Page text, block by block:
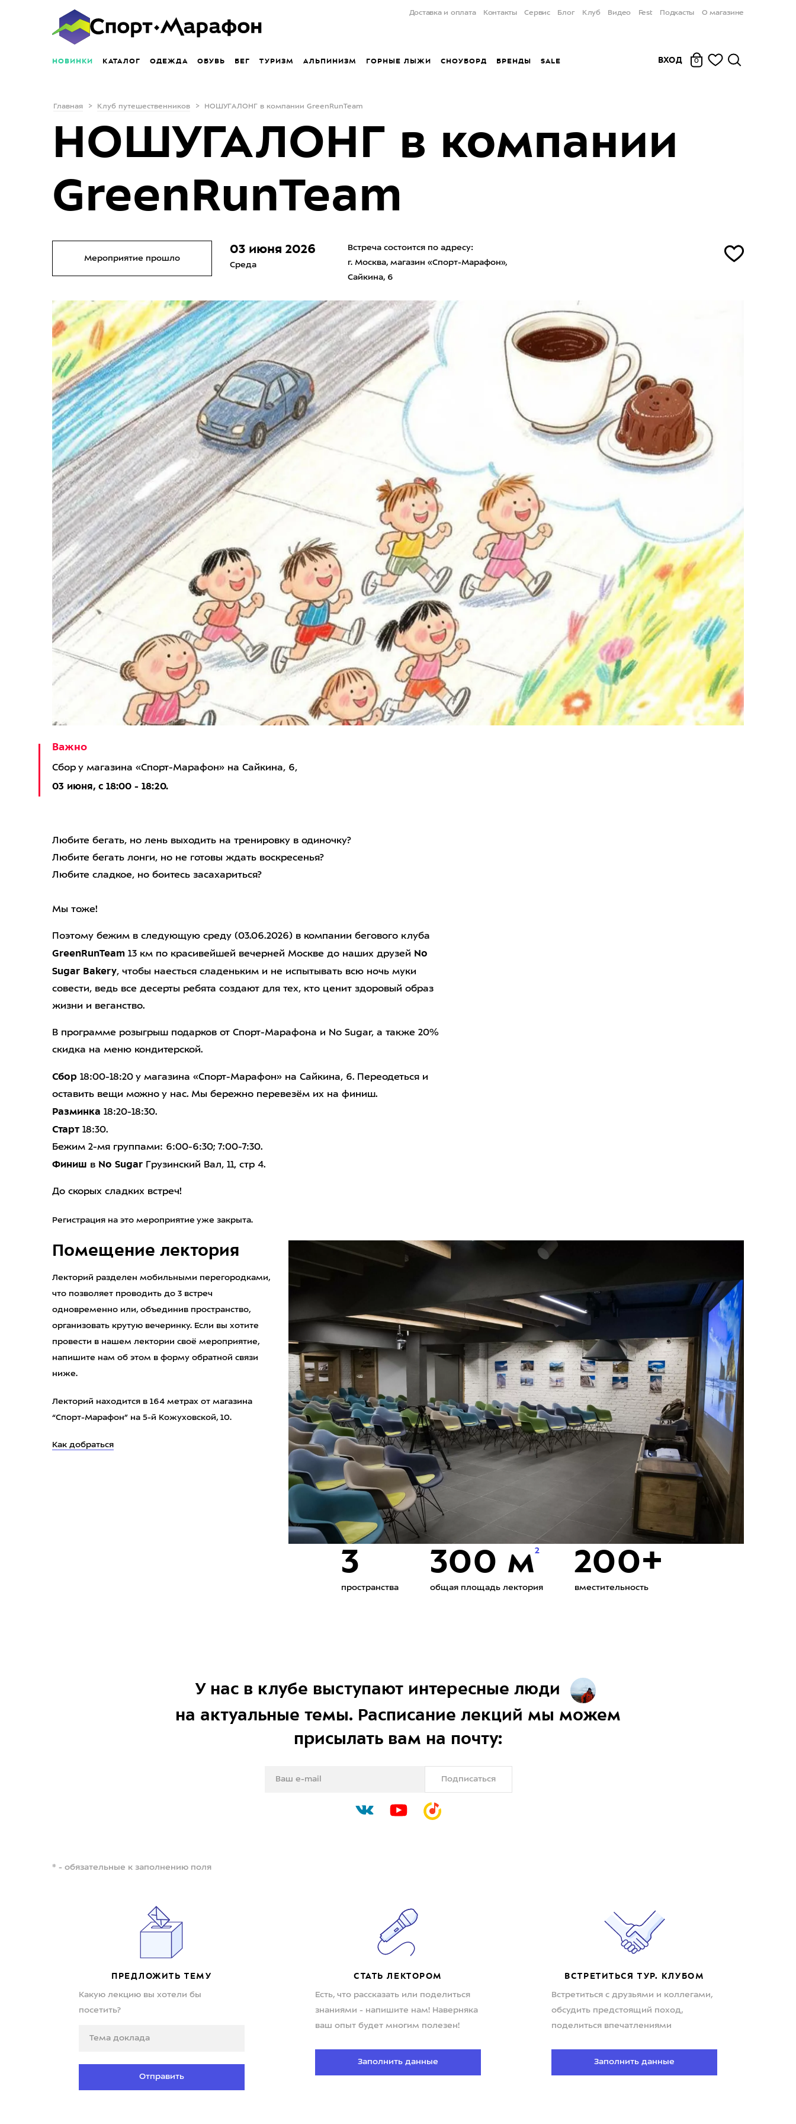
Доставка и оплата Контакты Сервис Блог Клуб Видео Fest Подкасты О магазине
НОВИНКИ КАТАЛОГ ОДЕЖДА ОБУВЬ БЕГ ТУРИЗМ АЛЬПИНИЗМ ГОРНЫЕ ЛЫЖИ СНОУБОРД БРЕНДЫ SALE ВХОД 0
Главная Клуб путешественников НОШУГАЛОНГ в компании GreenRunTeam
НОШУГАЛОНГ в компании
GreenRunTeam
Мероприятие прошло
03 июня 2026
Среда
Встреча состоится по адресу:
г. Москва, магазин «Спорт-Марафон»,
Сайкина, 6
Важно
Сбор у магазина «Спорт-Марафон» на Сайкина, 6,
03 июня, с 18:00 - 18:20.
Любите бегать, но лень выходить на тренировку в одиночку?
Любите бегать лонги, но не готовы ждать воскресенья?
Любите сладкое, но боитесь засахариться?
Мы тоже!
Поэтому бежим в следующую среду (03.06.2026) в компании бегового клуба
GreenRunTeam 13 км по красивейшей вечерней Москве до наших друзей No
Sugar Bakery, чтобы наесться сладеньким и не испытывать всю ночь муки
совести, ведь все десерты ребята создают для тех, кто ценит здоровый образ
жизни и веганство.
В программе розыгрыш подарков от Спорт-Марафона и No Sugar, а также 20%
скидка на меню кондитерской.
Сбор 18:00-18:20 у магазина «Спорт-Марафон» на Сайкина, 6. Переодеться и
оставить вещи можно у нас. Мы бережно перевезём их на финиш.
Разминка 18:20-18:30.
Старт 18:30.
Бежим 2-мя группами: 6:00-6:30; 7:00-7:30.
Финиш в No Sugar Грузинский Вал, 11, стр 4.
До скорых сладких встреч!
Регистрация на это мероприятие уже закрыта.
Помещение лектория
Лекторий разделен мобильными перегородками,
что позволяет проводить до 3 встреч
одновременно или, объединив пространство,
организовать крутую вечеринку. Если вы хотите
провести в нашем лектории своё мероприятие,
напишите нам об этом в форму обратной связи
ниже.
Лекторий находится в 164 метрах от магазина
“Спорт-Марафон” на 5-й Кожуховской, 10.
Как добраться
3
пространства
300 м2
общая площадь лектория
200+
вместительность
У нас в клубе выступают интересные люди
на актуальные темы. Расписание лекций мы можем
присылать вам на почту:
Подписаться
* - обязательные к заполнению поля
ПРЕДЛОЖИТЬ ТЕМУ
Какую лекцию вы хотели бы
посетить?
Отправить
СТАТЬ ЛЕКТОРОМ
Есть, что рассказать или поделиться
знаниями - напишите нам! Наверняка
ваш опыт будет многим полезен!
Заполнить данные
ВСТРЕТИТЬСЯ ТУР. КЛУБОМ
Встретиться с друзьями и коллегами,
обсудить предстоящий поход,
поделиться впечатлениями
Заполнить данные